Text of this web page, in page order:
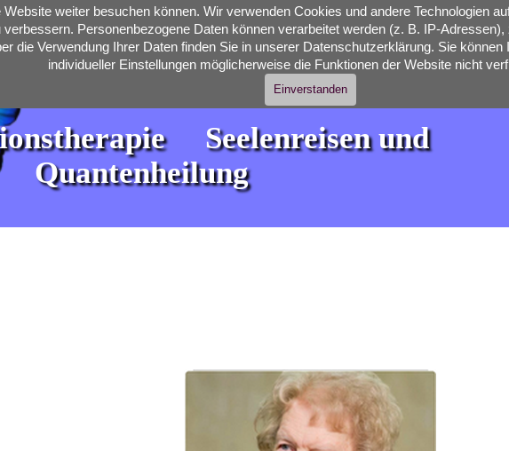
weiter besuchen können. Wir verwenden Cookies und andere Technologien
Personenbezogene Daten können verarbeitet werden (z. B. IP-
die Verwendung Ihrer Daten finden Sie in unserer Datenschutzerklärung. Sie
individueller Einstellungen möglicherweise die Funktionen der Website nicht
Einverstanden
Seelenreisen und
Quantenheilung